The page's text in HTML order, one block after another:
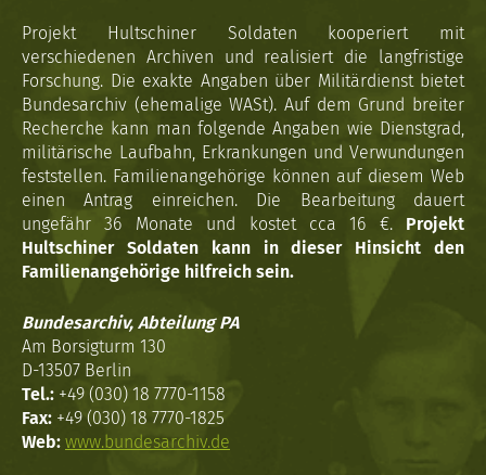
Projekt Hultschiner Soldaten kooperiert mit
verschiedenen Archiven und realisiert die langfristige
Forschung. Die exakte Angaben über Militärdienst bietet
Bundesarchiv (ehemalige WASt). Auf dem Grund breiter
Recherche kann man folgende Angaben wie Dienstgrad,
militärische Laufbahn, Erkrankungen und Verwundungen
feststellen. Familienangehörige können auf diesem Web
einen Antrag einreichen. Die Bearbeitung dauert
ungefähr 36 Monate und kostet cca 16 €. Projekt
Hultschiner Soldaten kann in dieser Hinsicht den
Familienangehörige hilfreich sein.
Bundesarchiv, Abteilung PA
Am Borsigturm 130
D-13507 Berlin
Tel.: +49 (030) 18 7770-1158
Fax: +49 (030) 18 7770-1825
Web: www.bundesarchiv.de